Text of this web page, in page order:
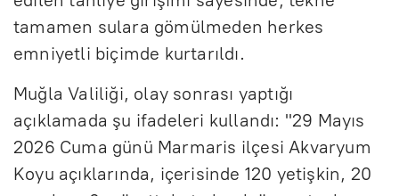
tamamen sulara gömülmeden herkes
emniyetli biçimde kurtarıldı.
Muğla Valiliği, olay sonrası yaptığı
açıklamada şu ifadeleri kullandı: "29 Mayıs
2026 Cuma günü Marmaris ilçesi Akvaryum
Koyu açıklarında, içerisinde 120 yetişkin, 20